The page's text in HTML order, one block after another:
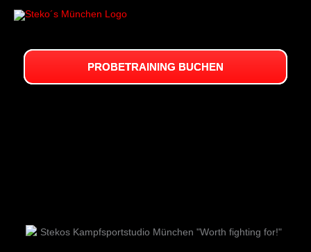
Inhalt
PROBETRAINING BUCHEN